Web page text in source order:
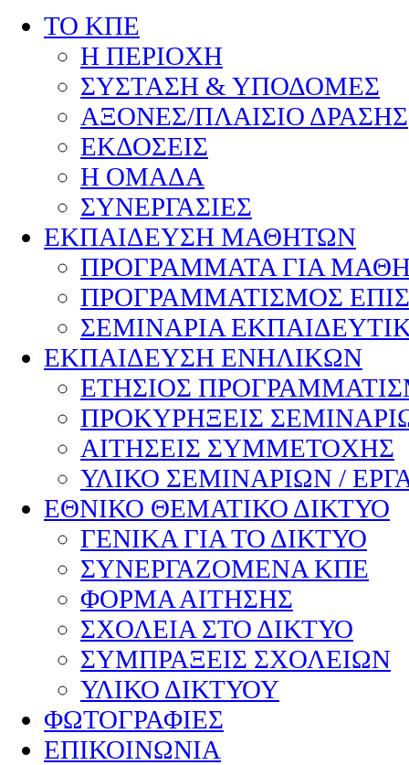
ΤΟ ΚΠΕ
Η ΠΕΡΙΟΧΗ
ΣΥΣΤΑΣΗ & ΥΠΟΔΟΜΕΣ
ΑΞΟΝΕΣ/ΠΛΑΙΣΙΟ ΔΡΑΣΗΣ
ΕΚΔΟΣΕΙΣ
Η ΟΜΑΔΑ
ΣΥΝΕΡΓΑΣΙΕΣ
ΕΚΠΑΙΔΕΥΣΗ ΜΑΘΗΤΩΝ
ΠΡΟΓΡΑΜΜΑΤΑ ΓΙΑ
ΠΡΟΓΡΑΜΜΑΤΙΣΜΟΣ
ΣΕΜΙΝΑΡΙΑ
ΕΚΠΑΙΔΕΥΣΗ ΕΝΗΛΙΚΩΝ
ΕΤΗΣΙΟΣ
ΠΡΟΚΥΡΗΞΕΙΣ
ΑΙΤΗΣΕΙΣ ΣΥΜΜΕΤΟΧΗΣ
ΥΛΙΚΟ ΣΕΜΙΝΑΡΙΩΝ /
ΕΘΝΙΚΟ ΘΕΜΑΤΙΚΟ ΔΙΚΤΥΟ
ΓΕΝΙΚΑ ΓΙΑ ΤΟ ΔΙΚΤΥΟ
ΣΥΝΕΡΓΑΖΟΜΕΝΑ ΚΠΕ
ΦΟΡΜΑ ΑΙΤΗΣΗΣ
ΣΧΟΛΕΙΑ ΣΤΟ ΔΙΚΤΥΟ
ΣΥΜΠΡΑΞΕΙΣ ΣΧΟΛΕΙΩΝ
ΥΛΙΚΟ ΔΙΚΤΥΟΥ
ΦΩΤΟΓΡΑΦΙΕΣ
ΕΠΙΚΟΙΝΩΝΙΑ